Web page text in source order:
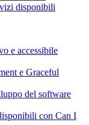
disponibili
e accessibile
e Graceful
del software
con Can I